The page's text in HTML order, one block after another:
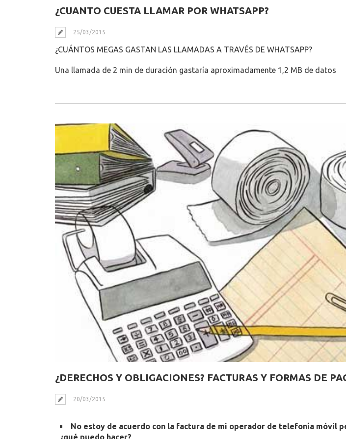
¿CUANTO CUESTA LLAMAR POR WHATSAPP?
25/03/2015
¿CUÁNTOS MEGAS GASTAN LAS LLAMADAS A TRAVÉS DE WHATSAPP?
Una llamada de 2 min de duración gastaría aproximadamente 1,2 MB de datos
¿DERECHOS Y OBLIGACIONES? FACTURAS Y FORMAS DE
20/03/2015
No estoy de acuerdo con la factura de mi operador de telefonía móvil
¿qué puedo hacer?